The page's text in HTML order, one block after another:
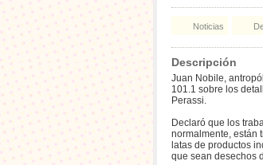
Noticias
Descripción
Juan Nobile,
101.1 sobre los
Perassi.
Declaró que los
normalmente, están
latas de productos
que sean desechos